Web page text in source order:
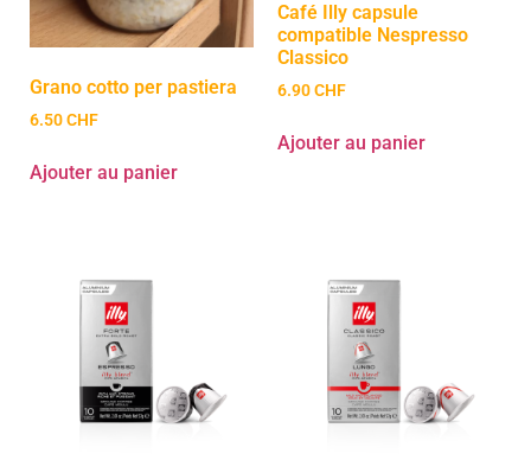
Grano cotto per pastiera
6.50CHF
Ajouter au panier
Café Illy capsule
compatible Nespresso
Classico
6.90CHF
Ajouter au panier